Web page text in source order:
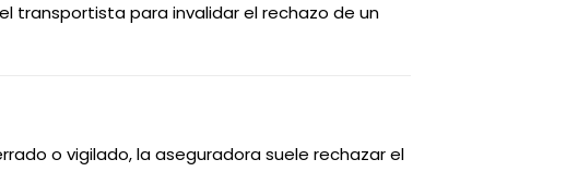
transportista para invalidar el rechazo de un
o vigilado, la aseguradora suele rechazar el